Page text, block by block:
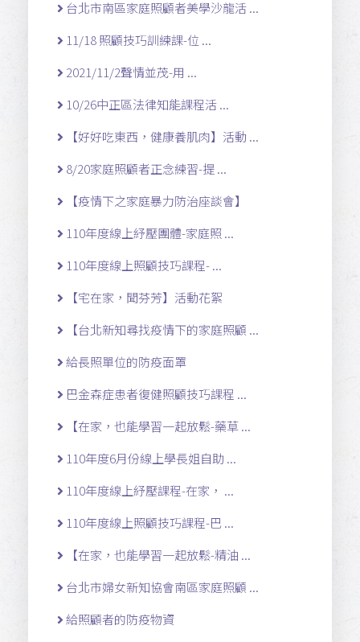
台北市南區家庭照顧者美學沙龍活 ...
11/18 照顧技巧訓練課-位 ...
2021/11/2聲情並茂-用 ...
10/26中正區法律知能課程活 ...
【好好吃東西，健康養肌肉】活動 ...
8/20家庭照顧者正念練習-提 ...
【疫情下之家庭暴力防治座談會】
110年度線上紓壓團體-家庭照 ...
110年度線上照顧技巧課程- ...
【宅在家，聞芬芳】活動花絮
【台北新知尋找疫情下的家庭照顧 ...
給長照單位的防疫面罩
巴金森症患者復健照顧技巧課程 ...
【在家，也能學習一起放鬆-藥草 ...
110年度6月份線上學長姐自助 ...
110年度線上紓壓課程-在家， ...
110年度線上照顧技巧課程-巴 ...
【在家，也能學習一起放鬆-精油 ...
台北市婦女新知協會南區家庭照顧 ...
給照顧者的防疫物資